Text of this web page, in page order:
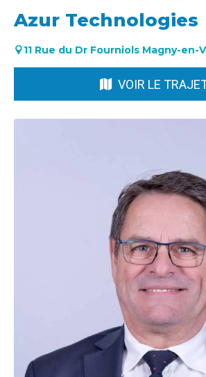
Azur Technologies
11 Rue du Dr Fourniols Magny-en-
VOIR LE